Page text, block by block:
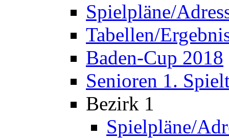
Spielpläne/
Tabellen/
Baden-Cup 2018
Senioren 1.
Bezirk 1
Spielpläne/